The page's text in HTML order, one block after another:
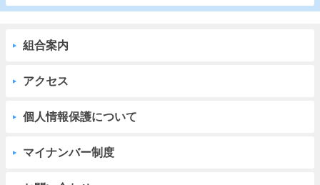
組合案内
アクセス
個人情報保護について
マイナンバー制度